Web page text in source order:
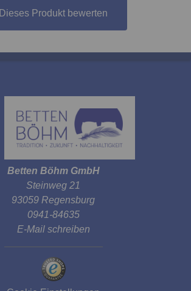
Dieses Produkt bewerten
Betten Böhm GmbH
Steinweg 21
93059 Regensburg
0941-84635
E-Mail schreiben